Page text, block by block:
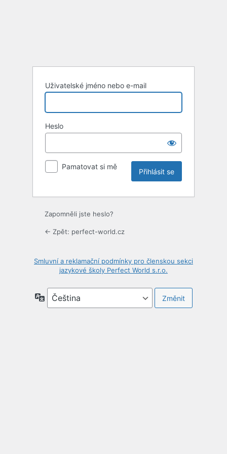
Uživatelské jméno nebo e-mail
Heslo
Pamatovat si mě
Zapomněli jste heslo?
← Zpět: perfect-world.cz
Smluvní a reklamační podmínky pro členskou sekci
jazykové školy Perfect World s.r.o.
Jazyky